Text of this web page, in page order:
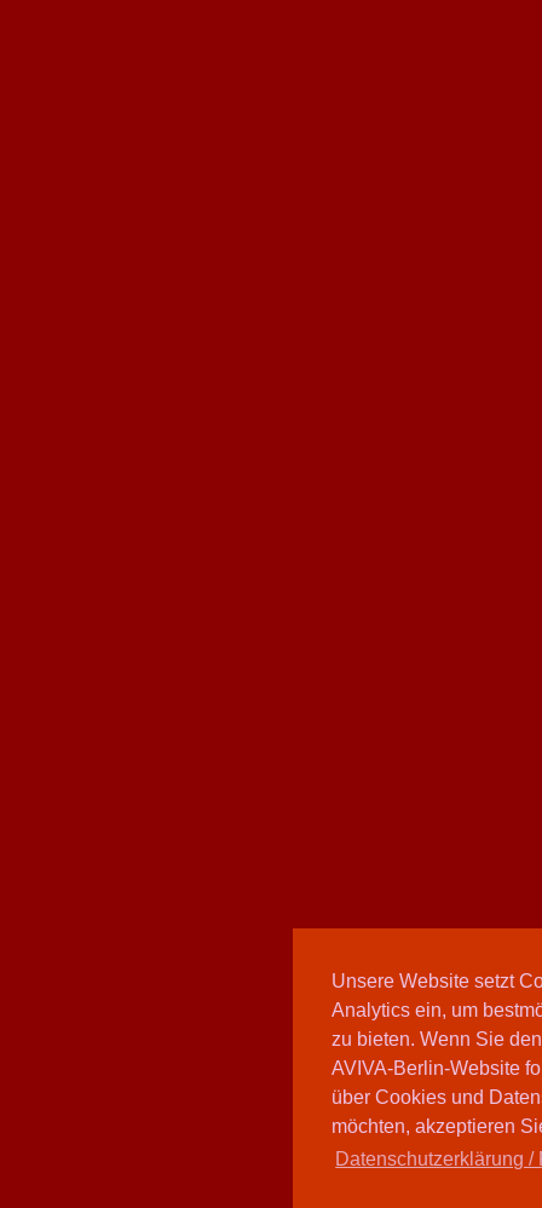
Unsere Website setzt
Analytics ein, um
zu bieten. Wenn Sie
AVIVA-Berlin-Website
über Cookies und
möchten, akzeptieren
Datenschutzerklärung /